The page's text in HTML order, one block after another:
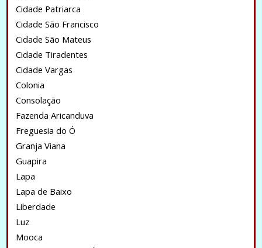
Cidade Patriarca
Cidade São Francisco
Cidade São Mateus
Cidade Tiradentes
Cidade Vargas
Colonia
Consolação
Fazenda Aricanduva
Freguesia do Ó
Granja Viana
Guapira
Lapa
Lapa de Baixo
Liberdade
Luz
Mooca